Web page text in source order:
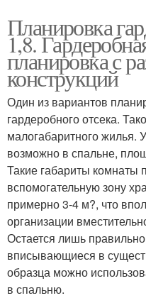
Планировка
1,8.
планировка с
конструкций
Один из вариантов
гардеробного отсека.
малогабаритного жилья.
возможно в спальне,
Такие габариты комнаты
вспомогательную зону
примерно 3-4 м?, что
организации
Остается лишь
вписывающиеся в
образца можно
в спальню.